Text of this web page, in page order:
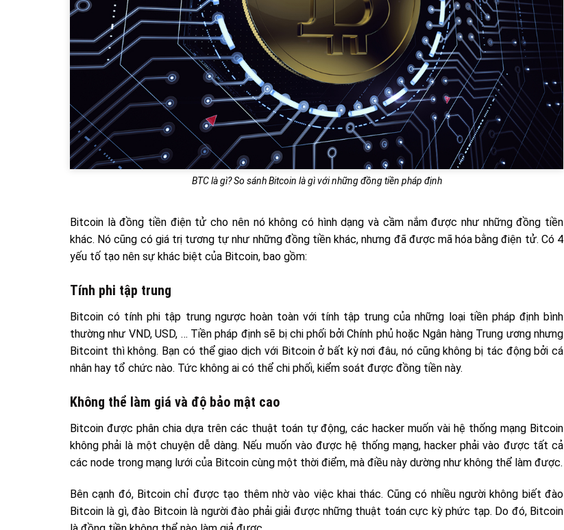
BTC là gì? So sánh Bitcoin là gì với những đồng tiền pháp định
Bitcoin là đồng tiền điện tử cho nên nó không có hình dạng và cầm nắm được như những đồng tiền
khác. Nó cũng có giá trị tương tự như những đồng tiền khác, nhưng đã được mã hóa bằng điện tử. Có 4
yếu tố tạo nên sự khác biệt của Bitcoin, bao gồm:
Tính phi tập trung
Bitcoin có tính phi tập trung ngược hoàn toàn với tính tập trung của những loại tiền pháp định bình
thường như VND, USD, … Tiền pháp định sẽ bị chi phối bởi Chính phủ hoặc Ngân hàng Trung ương nhưng
Bitcoint thì không. Bạn có thể giao dịch với Bitcoin ở bất kỳ nơi đâu, nó cũng không bị tác động bởi cá
nhân hay tổ chức nào. Tức không ai có thể chi phối, kiểm soát được đồng tiền này.
Không thể làm giá và độ bảo mật cao
Bitcoin được phân chia dựa trên các thuật toán tự động, các hacker muốn vài hệ thống mạng Bitcoin
không phải là một chuyện dễ dàng. Nếu muốn vào được hệ thống mạng, hacker phải vào được tất cả
các node trong mạng lưới của Bitcoin cùng một thời điểm, mà điều này dường như không thể làm được.
Bên cạnh đó, Bitcoin chỉ được tạo thêm nhờ vào việc khai thác. Cũng có nhiều người không biết đào
Bitcoin là gì, đào Bitcoin là người đào phải giải được những thuật toán cực kỳ phức tạp. Do đó, Bitcoin